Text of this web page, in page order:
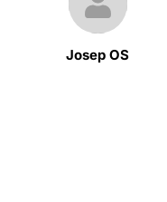
Josep OS